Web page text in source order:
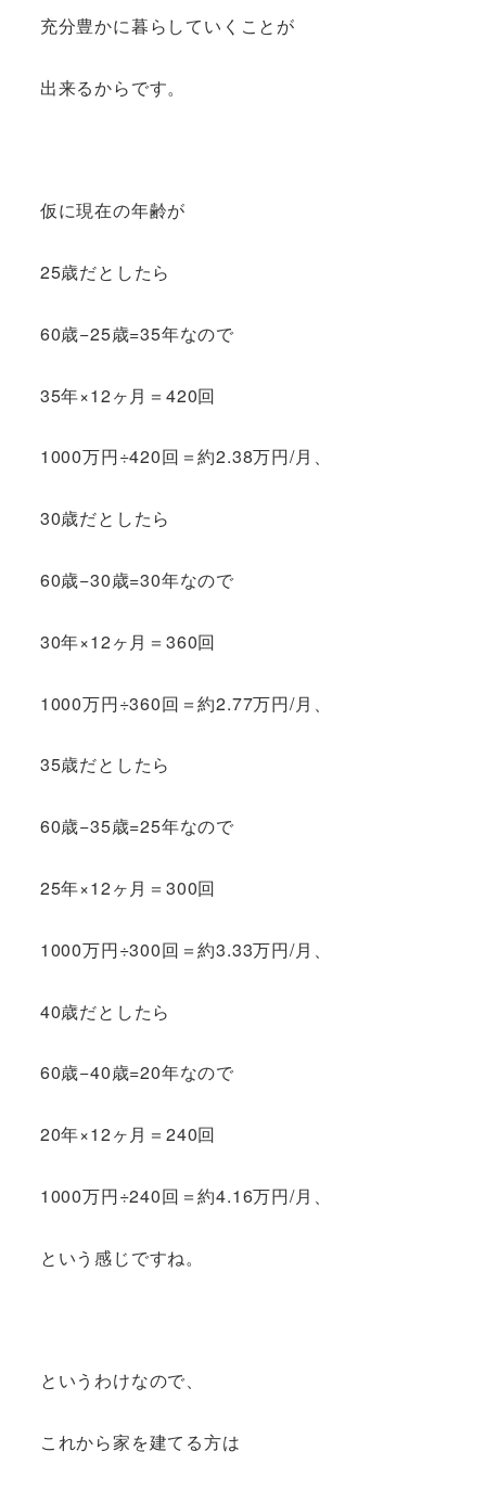
充分豊かに暮らしていくことが
出来るからです。
仮に現在の年齢が
25歳だとしたら
60歳−25歳=35年なので
35年×12ヶ月＝420回
1000万円÷420回＝約2.38万円/月、
30歳だとしたら
60歳−30歳=30年なので
30年×12ヶ月＝360回
1000万円÷360回＝約2.77万円/月、
35歳だとしたら
60歳−35歳=25年なので
25年×12ヶ月＝300回
1000万円÷300回＝約3.33万円/月、
40歳だとしたら
60歳−40歳=20年なので
20年×12ヶ月＝240回
1000万円÷240回＝約4.16万円/月、
という感じですね。
というわけなので、
これから家を建てる方は